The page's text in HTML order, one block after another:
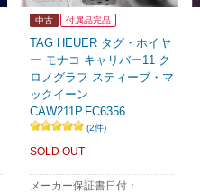
中古 付属品完品
TAG HEUER タグ・ホイヤ
ー モナコ キャリバー11 ク
ロノグラフ スティーブ・マ
ックイーン
CAW211P.FC6356
(2件)
SOLD OUT
メーカー保証書日付：